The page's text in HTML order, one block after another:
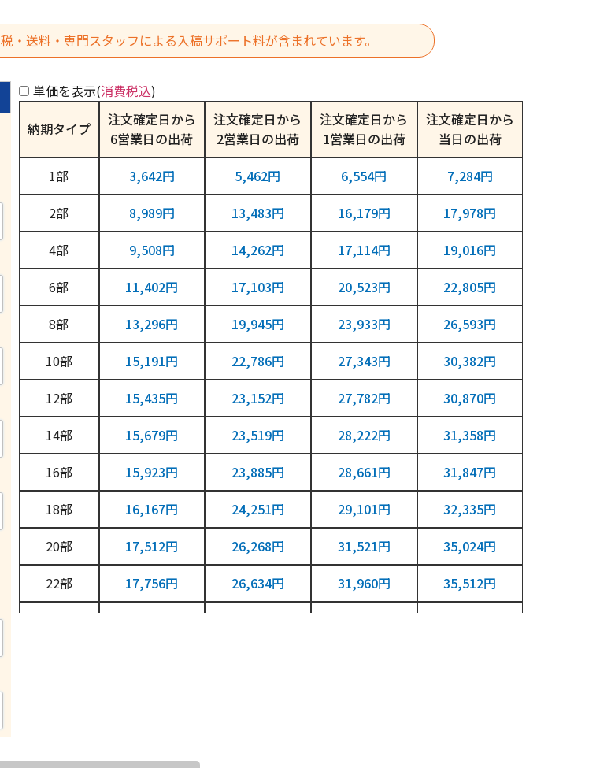
・送料・専門スタッフによる入稿サポート料が含まれています。
単価を表示(消費税込)
納期タイプ
注文確定日から
6営業日
注文確定日から
2営業日
注文確定日から
1営業日
注文確定日から
当日
1
3,642円 5,462円 6,554円
7,284円
2
8,989円 13,483円 16,179円
17,978円
4
9,508円 14,262円 17,114円
19,016円
6
11,402円 17,103円 20,523円
22,805円
8
13,296円 19,945円 23,933円
26,593円
10
15,191円 22,786円 27,343円
30,382円
12
15,435円 23,152円 27,782円
30,870円
14
15,679円 23,519円 28,222円
31,358円
16
15,923円 23,885円 28,661円
31,847円
18
16,167円 24,251円 29,101円
32,335円
20
17,512円 26,268円 31,521円
35,024円
22
17,756円 26,634円 31,960円
35,512円